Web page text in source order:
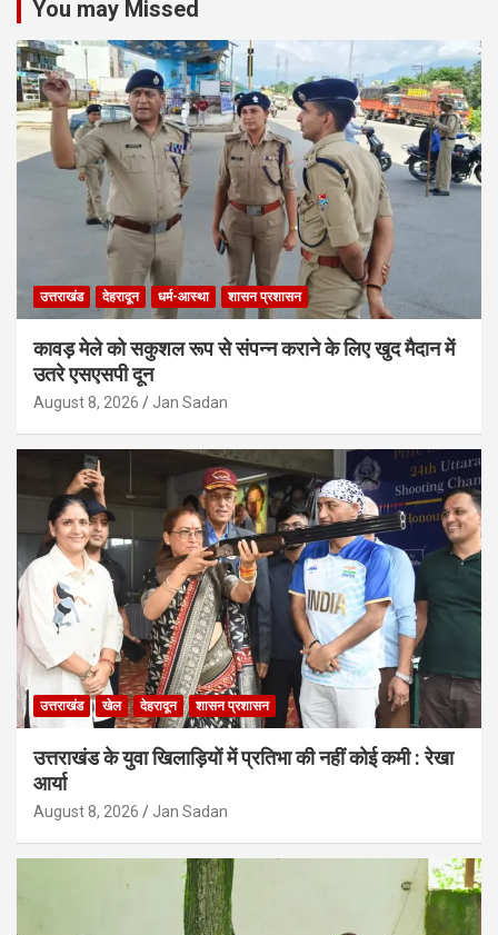
You may Missed
उत्तराखंड देहरादून धर्म-आस्था शासन प्रशासन
कावड़ मेले को सकुशल रूप से संपन्न कराने के लिए खुद मैदान में
उतरे एसएसपी दून
August 8, 2026 Jan Sadan
उत्तराखंड खेल देहरादून शासन प्रशासन
उत्तराखंड के युवा खिलाड़ियों में प्रतिभा की नहीं कोई कमी : रेखा
आर्या
August 8, 2026 Jan Sadan